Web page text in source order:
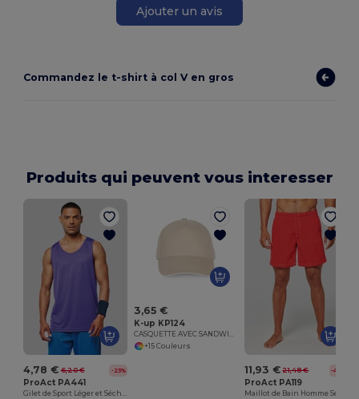
Ajouter un avis
Commandez le t-shirt à col V en gros
Produits qui peuvent vous interesser
4,78 € 6,20 € -23%
ProAct PA441
Gilet de Sport Léger et Séchage Rapide
3,65 €
K-up KP124
CASQUETTE AVEC SANDWICH CONTRASTÉ - 5 PANNEAUX
+15 Couleurs
11,93 € 21,48 € -44%
ProAct PA119